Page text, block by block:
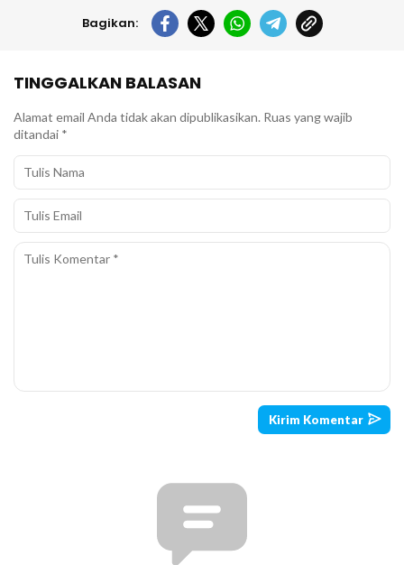
Bagikan:
TINGGALKAN BALASAN
Alamat email Anda tidak akan dipublikasikan. Ruas yang wajib
ditandai *